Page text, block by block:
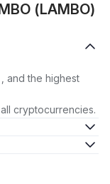
(LAMBO)
and the highest
cryptocurrencies.